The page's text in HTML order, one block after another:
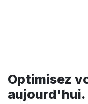
Optimisez
aujourd'hui.